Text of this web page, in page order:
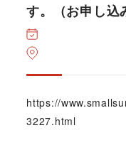
す。（お申し込
https://
3227.html